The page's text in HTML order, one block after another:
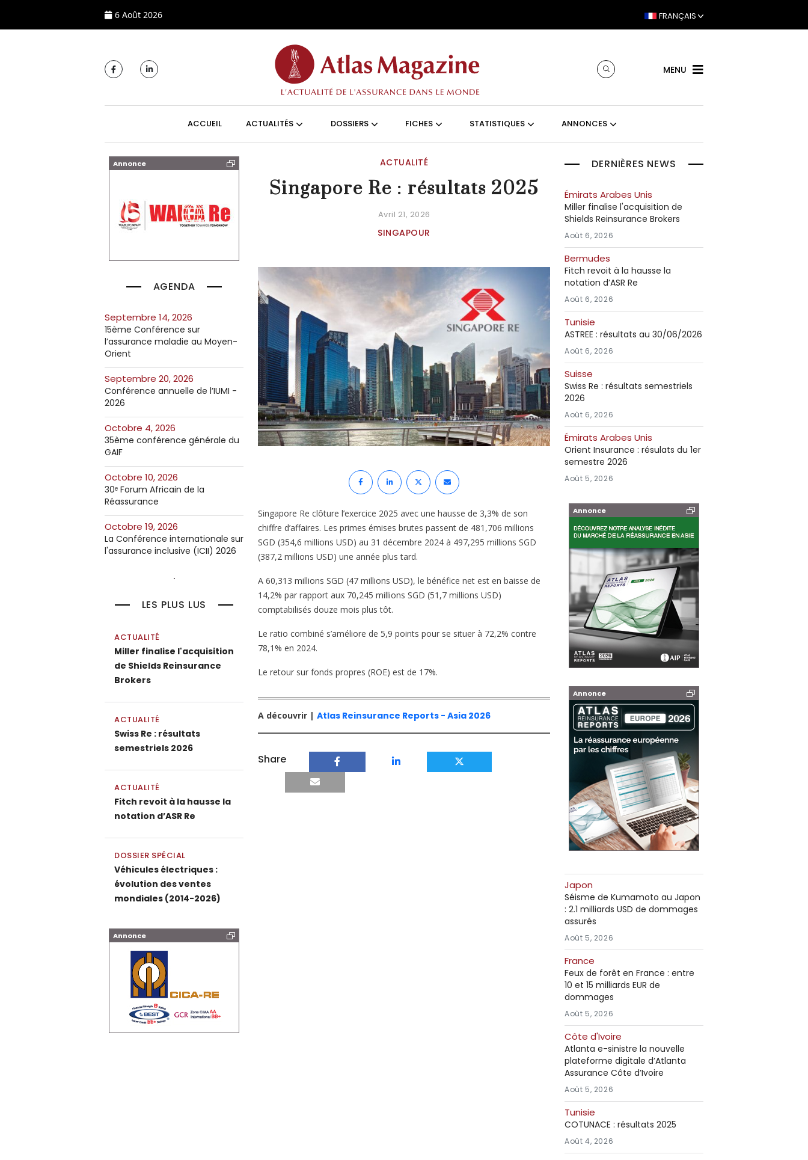
6 Août 2026 FRANÇAIS
MENU
ACCUEIL ACTUALITÉS DOSSIERS FICHES STATISTIQUES ANNONCES
Annonce
AGENDA
septembre 14, 2026
15ème Conférence sur
l’assurance maladie au Moyen-
Orient
septembre 20, 2026
Conférence annuelle de l’IUMI -
2026
octobre 4, 2026
35ème conférence générale du
GAIF
octobre 10, 2026
30ᵉ Forum Africain de la
Réassurance
octobre 19, 2026
La Conférence internationale sur
l'assurance inclusive (ICII) 2026
LES PLUS LUS
ACTUALITÉ
Miller finalise l'acquisition
de Shields Reinsurance
Brokers
ACTUALITÉ
Swiss Re : résultats
semestriels 2026
ACTUALITÉ
Fitch revoit à la hausse la
notation d’ASR Re
DOSSIER SPÉCIAL
Véhicules électriques :
évolution des ventes
mondiales (2014-2026)
Annonce
ACTUALITÉ
Singapore Re : résultats 2025
Avril 21, 2026
SINGAPOUR
Singapore Re clôture l’exercice 2025 avec une hausse de 3,3% de son
chiffre d’affaires. Les primes émises brutes passent de 481,706 millions
SGD (354,6 millions USD) au 31 décembre 2024 à 497,295 millions SGD
(387,2 millions USD) une année plus tard.
A 60,313 millions SGD (47 millions USD), le bénéfice net est en baisse de
14,2% par rapport aux 70,245 millions SGD (51,7 millions USD)
comptabilisés douze mois plus tôt.
Le ratio combiné s’améliore de 5,9 points pour se situer à 72,2% contre
78,1% en 2024.
Le retour sur fonds propres (ROE) est de 17%.
A découvrir | Atlas Reinsurance Reports - Asia 2026
Share
DERNIÈRES NEWS
Émirats Arabes Unis
Miller finalise l'acquisition de
Shields Reinsurance Brokers
Août 6, 2026
Bermudes
Fitch revoit à la hausse la
notation d’ASR Re
Août 6, 2026
Tunisie
ASTREE : résultats au 30/06/2026
Août 6, 2026
Suisse
Swiss Re : résultats semestriels
2026
Août 6, 2026
Émirats Arabes Unis
Orient Insurance : résulats du 1er
semestre 2026
Août 5, 2026
Annonce
Annonce
Japon
Séisme de Kumamoto au Japon
: 2.1 milliards USD de dommages
assurés
Août 5, 2026
France
Feux de forêt en France : entre
10 et 15 milliards EUR de
dommages
Août 5, 2026
Côte d'Ivoire
Atlanta e-sinistre la nouvelle
plateforme digitale d’Atlanta
Assurance Côte d’Ivoire
Août 5, 2026
Tunisie
COTUNACE : résultats 2025
Août 4, 2026